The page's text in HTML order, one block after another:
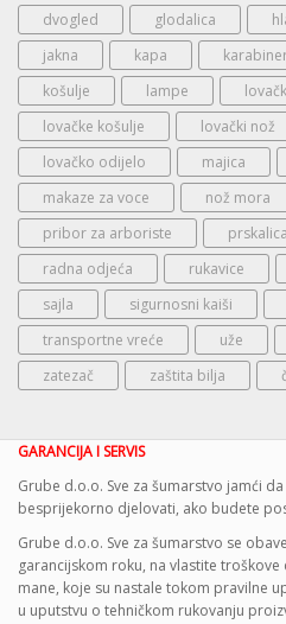
dvogled
glodalica
jakna
kapa
košulje
lampe
lovačke košulje
lovački nož
lovačko odijelo
majica
makaze za voce
nož mora
pribor za arboriste
prskalica
radna odjeća
rukavice
sajla
sigurnosni kaiši
transportne vreće
uže
zatezač
zaštita bilja
GARANCIJA I SERVIS
Grube d.o.o. Sve za šumarstvo jamći
besprijekorno djelovati, ako budete
Grube d.o.o. Sve za šumarstvo se
garancijskom roku, na vlastite
mane, koje su nastale tokom pravilne
u uputstvu o tehničkom rukovanju